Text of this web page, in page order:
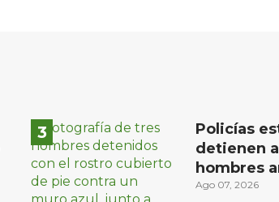
Policías
detienen
hombres
en Puebla
Ago 07, 2026